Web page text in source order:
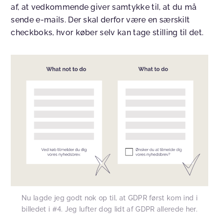
af, at vedkommende giver samtykke til, at du må
sende e-mails. Der skal derfor være en særskilt
checkboks, hvor køber selv kan tage stilling til det.
Nu lagde jeg godt nok op til, at GDPR først kom ind i
billedet i #4. Jeg lufter dog lidt af GDPR allerede her.